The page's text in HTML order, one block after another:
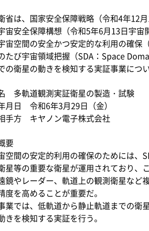
省は、国家安全保障戦略（令和4年12
宙安全保障構想（令和5年6月13日宇
宙空間の安全かつ安定的な利用の確保
たび宇宙領域把握（SDA：Space
の衛星の動きを検知する実証事業につ
多軌道観測実証衛星の製造・試験
月日 令和6年3月29日（金）
手方 キヤノン電子株式会社
要
空間の安定的利用の確保のためには、
星等の重要な衛星が運用されており、
鏡やレーダー、軌道上の観測衛星など
度を高めることが重要だ。
業では、低軌道から静止軌道までの衛
きを検知する実証を行う。